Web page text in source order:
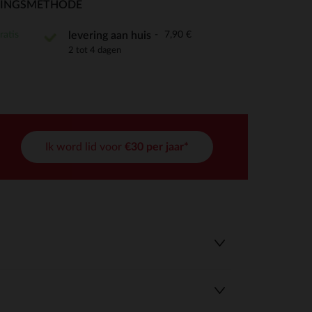
aan te passen en te beheren, en zorgt ervoor dat aan
levering aan huis 7,90 €
2 tot 4 dagen
Ik word lid voor €30 per jaar*